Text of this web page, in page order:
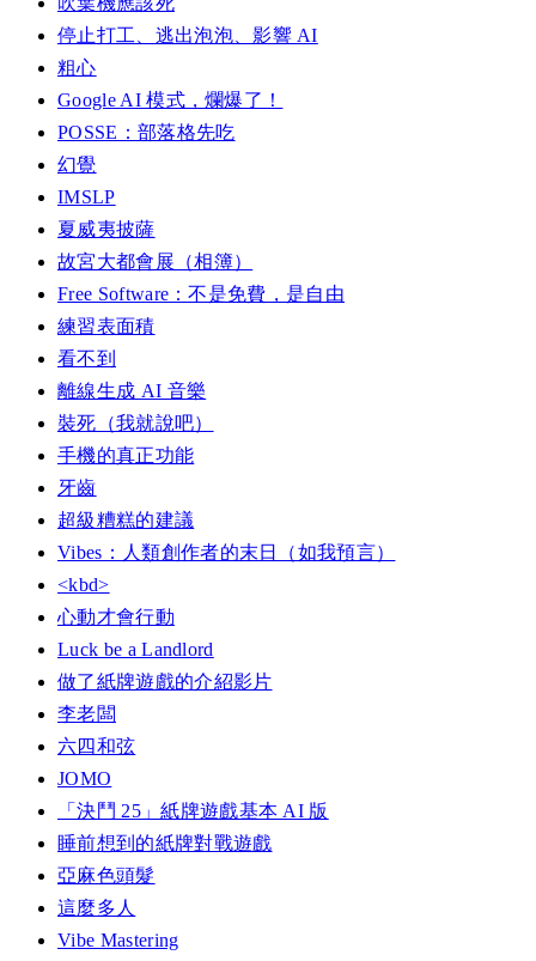
停止打工、逃出泡泡、影響 AI
粗心
Google AI 模式，爛爆了！
POSSE：部落格先吃
幻覺
IMSLP
夏威夷披薩
故宮大都會展（相簿）
Free Software：不是免費，是自由
練習表面積
看不到
離線生成 AI 音樂
裝死（我就說吧）
手機的真正功能
牙齒
超級糟糕的建議
Vibes：人類創作者的末日（如我預言）
<kbd>
心動才會行動
Luck be a Landlord
做了紙牌遊戲的介紹影片
李老闆
六四和弦
JOMO
「決鬥 25」紙牌遊戲基本 AI 版
睡前想到的紙牌對戰遊戲
亞麻色頭髮
這麼多人
Vibe Mastering